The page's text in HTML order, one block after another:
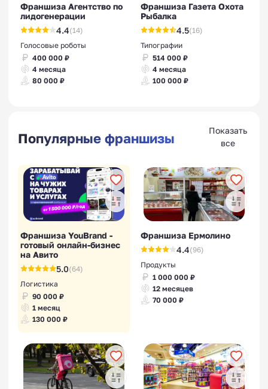
Франшиза Агентство по
лидогенерации
4.4(14)
Голосовые роботы
400 000 ₽
4 месяца
80 000 ₽
Франшиза Газета Охота
Рыбалка
4.5(16)
Типографии
514 000 ₽
4 месяца
100 000 ₽
Популярные франшизы
Показать
все
Франшиза YouBrand -
готовый онлайн-бизнес
на Авито
5.0(64)
Логистика
90 000 ₽
1 месяц
130 000 ₽
Франшиза Ермолино
4.4(96)
Продукты
1 000 000 ₽
12 месяцев
70 000 ₽